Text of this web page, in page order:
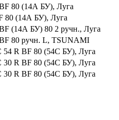
80 (14А БУ), Луга
80 (14А БУ), Луга
(14А БУ) 80 2 ручн., Луга
80 ручн. L, TSUNAMI
54 R BF 80 (54С БУ), Луга
30 R BF 80 (54С БУ), Луга
30 R BF 80 (54С БУ), Луга